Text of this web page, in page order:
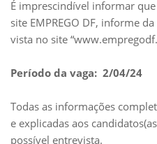
É imprescindível informar
site EMPREGO DF, informe
vista no site
Período da vaga: 2/04/24
Todas as informações
e explicadas aos
possível entrevista.